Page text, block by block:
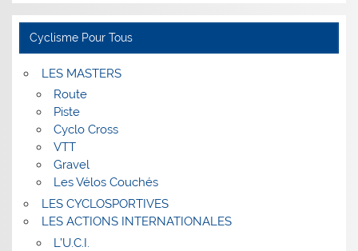
Cyclisme Pour Tous
LES MASTERS
Route
Piste
Cyclo Cross
VTT
Gravel
Les Vélos Couchés
LES CYCLOSPORTIVES
LES ACTIONS INTERNATIONALES
L’U.C.I.